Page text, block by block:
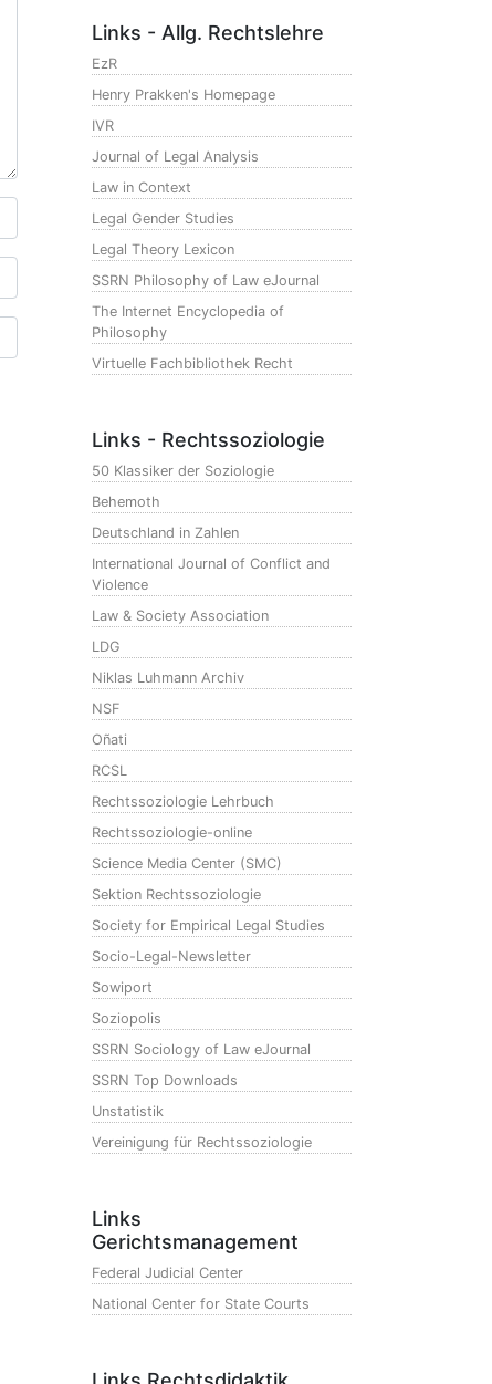
Links - Allg. Rechtslehre
EzR
Henry Prakken's Homepage
IVR
Journal of Legal Analysis
Law in Context
Legal Gender Studies
Legal Theory Lexicon
SSRN Philosophy of Law eJournal
The Internet Encyclopedia of
Philosophy
Virtuelle Fachbibliothek Recht
Links - Rechtssoziologie
50 Klassiker der Soziologie
Behemoth
Deutschland in Zahlen
International Journal of Conflict and
Violence
Law & Society Association
LDG
Niklas Luhmann Archiv
NSF
Oñati
RCSL
Rechtssoziologie Lehrbuch
Rechtssoziologie-online
Science Media Center (SMC)
Sektion Rechtssoziologie
Society for Empirical Legal Studies
Socio-Legal-Newsletter
Sowiport
Soziopolis
SSRN Sociology of Law eJournal
SSRN Top Downloads
Unstatistik
Vereinigung für Rechtssoziologie
Links
Gerichtsmanagement
Federal Judicial Center
National Center for State Courts